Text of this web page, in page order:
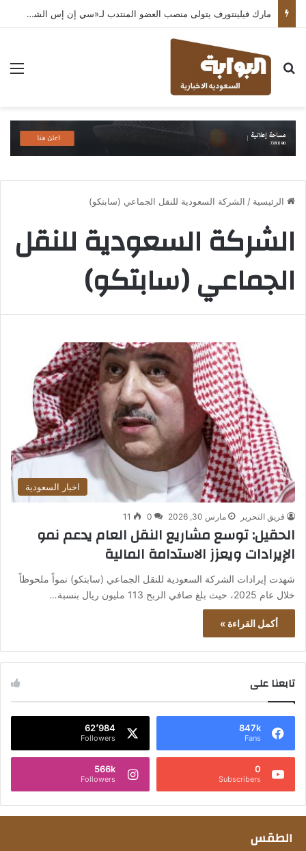
مارك فيلينتورف يتولى منصب العضو المنتدب لـ«سي إن إس الشرق الأوسط» ويشرف على شركات قطاع التكنولوجيا ضمن مجموعة غباش
بحث عن
الرئيسية / الشركة السعودية للنقل الجماعي (سابتكو)
الشركة السعودية للنقل
الجماعي (سابتكو)
اخبار السعودية
فريق التحرير مارس 30, 2026 0
11
الحقيل: توسع مشاريع النقل العام يدعم نمو
الإيرادات ويعزز الاستدامة المالية
شهدت إيرادات الشركة السعودية للنقل الجماعي (سابتكو) نمواً ملحوظاً
خلال عام 2025، حيث بلغ صافي الربح 113 مليون ريال بنسبة…
أكمل القراءة »
تابعنا على
847k
Fans
62٬984
Followers
0
Subscribers
566k
Followers
الطقس